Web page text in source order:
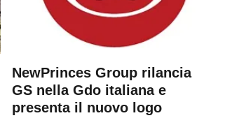
NewPrinces Group rilancia
GS nella Gdo italiana e
presenta il nuovo logo